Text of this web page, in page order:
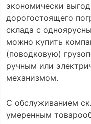
экономически
дорогостоящего
склада с
можно купить
(поводковую)
ручным или
механизмом.
С обслуживанием
умеренным